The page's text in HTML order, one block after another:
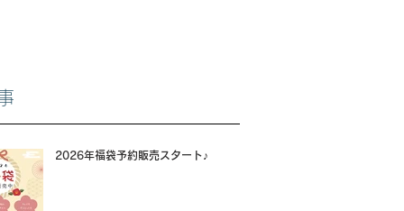
2026年福袋予約販売スタート♪